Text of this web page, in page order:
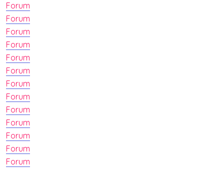
Forum
Forum
Forum
Forum
Forum
Forum
Forum
Forum
Forum
Forum
Forum
Forum
Forum